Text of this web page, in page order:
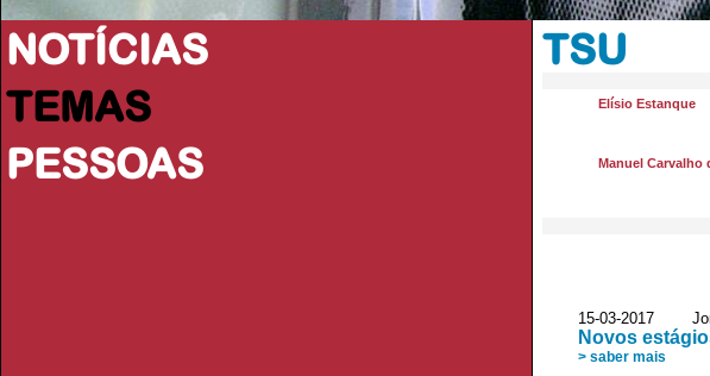
NOTÍCIAS
TEMAS
PESSOAS
TSU
Elísio Estanque
Manuel Carvalho
15-03-2017
Novos
> saber mais